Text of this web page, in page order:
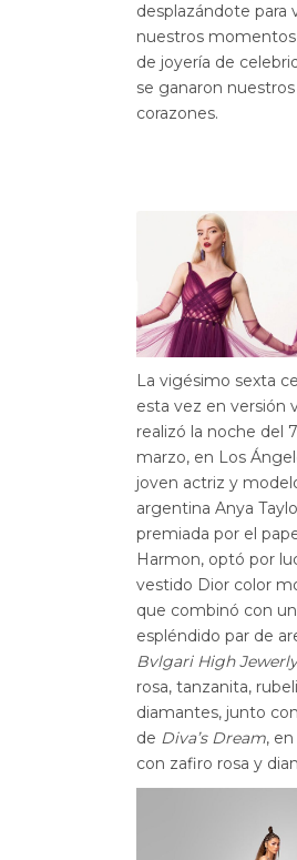
desplazándote para
nuestros
de joyería de
se ganaron nuestros
corazones.
La vigésimo sexta
esta vez en versión
realizó la noche del
marzo, en Los
joven actriz y
argentina Anya
premiada por el
Harmon, optó por
vestido Dior color
que combinó con un
espléndido par de
Bvlgari High Jewerly
rosa, tanzanita,
diamantes, junto
de Diva’s Dream,
con zafiro rosa y